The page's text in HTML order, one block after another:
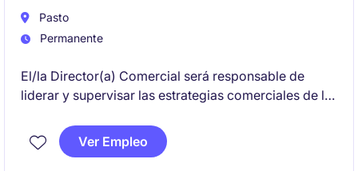
Pasto
Permanente
El/la Director(a) Comercial será responsable de
liderar y supervisar las estrategias comerciales de la
Putumayo, asegurando la correcta ejecución del
modelo comercial y el desarrollo del territorio. Este
Ver Empleo